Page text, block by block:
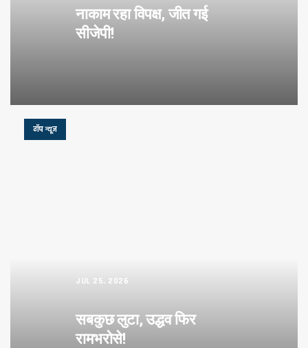
नाकाम रहा विपक्ष, जीत गई
सीजेपी!
टॉप न्यूज
JUL 25, 2026
सबकुछ लुटा, उद्धव फिर
रामभरोसे!